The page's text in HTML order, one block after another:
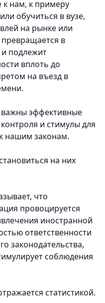
к нам, к примеру
обучиться в вузе,
на рынке или
в
подлежит
вплоть до
на въезд в
важны эффективные
и стимулы для
нашим законам.
на них
что
провоцируется
иностранной
ответственности
законодательства,
соблюдения
статистикой.